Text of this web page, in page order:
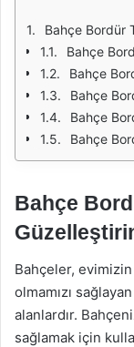
Bahçe Bordür
Bahçe
Bahçe
Bahçe
Bahçe
Bahçe
Bahçe
Bahçeler, evimizin
olmamızı
alanlardır.
sağlamak için